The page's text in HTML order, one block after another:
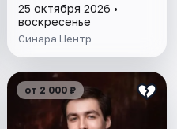
25 октября 2026 •
воскресенье
Синара Центр
от 2 000 ₽